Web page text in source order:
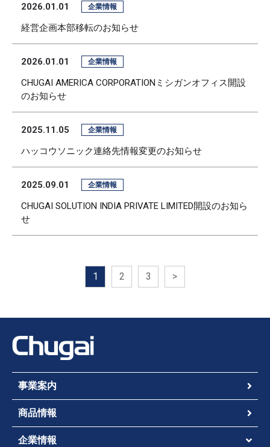
2026.01.01 企業情報
経営企画本部移転のお知らせ
2026.01.01 企業情報
CHUGAI AMERICA CORPORATIONミシガンオフィス開設
のお知らせ
2025.11.05 企業情報
ハッコウソニック連絡先情報変更のお知らせ
2025.09.01 企業情報
CHUGAI SOLUTION INDIA PRIVATE LIMITED開設のお知ら
せ
1 2 3 >
事業案内
商品情報
企業情報